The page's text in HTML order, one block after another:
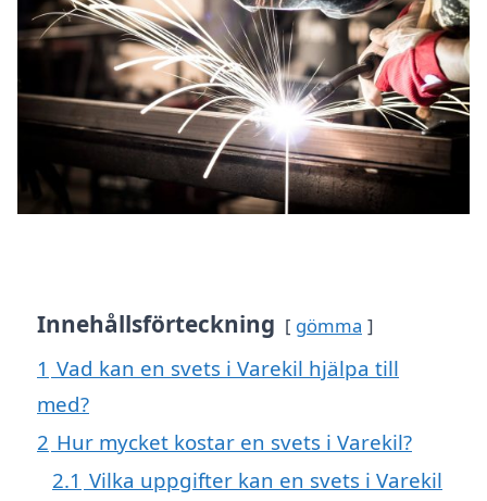
Innehållsförteckning gömma
1 Vad kan en svets i Varekil hjälpa till
med?
2 Hur mycket kostar en svets i Varekil?
2.1 Vilka uppgifter kan en svets i Varekil